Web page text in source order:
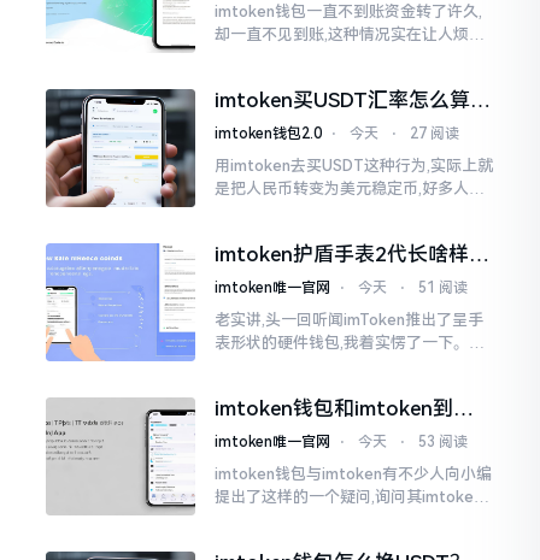
imtoken钱包一直不到账资金转了许久,
却一直不见到账,这种情况实在让人烦躁,
热锅上的蚂蚁,慌乱无措。
imtoken买USDT汇率怎么算？
几点买最划算
imtoken钱包2.0 ⋅ 今天 ⋅ 27 阅读
用imtoken去买USDT这种行为,实际上就
是把人民币转变为美元稳定币,好多人在
低的状况
imtoken护盾手表2代长啥样？
真实上手体验分享
imtoken唯一官网 ⋅ 今天 ⋅ 51 阅读
老实讲,头一回听闻imToken推出了呈手
表形状的硬件钱包,我着实愣了一下。在c
imtoken钱包和imtoken到底
是不是一回事？看完就懂了
imtoken唯一官网 ⋅ 今天 ⋅ 53 阅读
imtoken钱包与imtoken有不少人向小编
提出了这样的一个疑问,询问其imtoken